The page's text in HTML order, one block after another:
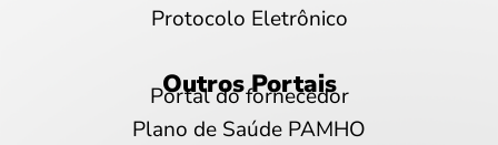
Protocolo Eletrônico
Outros Portais
Portal do fornecedor
Plano de Saúde PAMHO